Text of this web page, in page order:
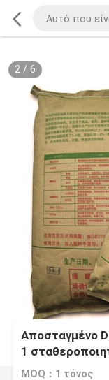
2/ 6
Αποσταγμένο
1
τροφίμων
MOQ：1 τόνος